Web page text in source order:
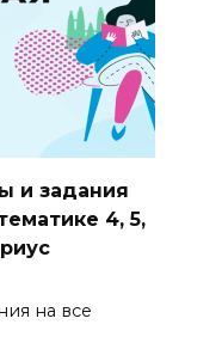
и задания
4, 5,
на все